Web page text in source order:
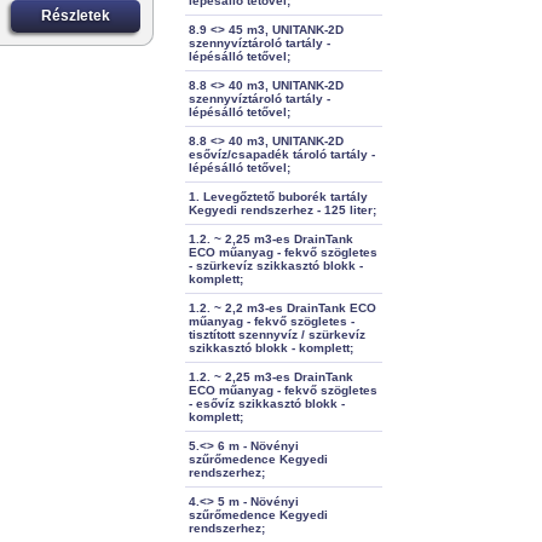
Részletek
8.9 <> 45 m3, UNITANK-2D
szennyvíztároló tartály -
lépésálló tetővel;
8.8 <> 40 m3, UNITANK-2D
szennyvíztároló tartály -
lépésálló tetővel;
8.8 <> 40 m3, UNITANK-2D
esővíz/csapadék tároló tartály -
lépésálló tetővel;
1. Levegőztető buborék tartály
Kegyedi rendszerhez - 125 liter;
1.2. ~ 2,25 m3-es DrainTank
ECO műanyag - fekvő szögletes
- szürkevíz szikkasztó blokk -
komplett;
1.2. ~ 2,2 m3-es DrainTank ECO
műanyag - fekvő szögletes -
tisztított szennyvíz / szürkevíz
szikkasztó blokk - komplett;
1.2. ~ 2,25 m3-es DrainTank
ECO műanyag - fekvő szögletes
- esővíz szikkasztó blokk -
komplett;
5.<> 6 m - Növényi
szűrőmedence Kegyedi
rendszerhez;
4.<> 5 m - Növényi
szűrőmedence Kegyedi
rendszerhez;